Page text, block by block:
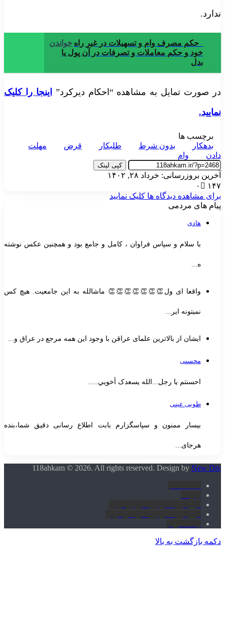
خواندن حکم مصرف وام و تسهیلات در غیر راه
خود و حکم معاملات و تصرفات در آن پول یا
بدل
صورت تمایل به مشاهده “احکام دیرکرد”اینجا را کلیک
برچسب ها
بدهکار
بدون شرط طلبکار قرض
مهلت
وام
کپی لینک
بروزرسانی: خرداد ۲۸, ۱۴۰۲
۰
مشاهده دیدگاه ها کلیک نمایید
های مردمی
هادی
با سلام و سپاس فراوان ، کامل و جامع بود و همچنین عکس نوشته
ه...
واقعا ای ول👏👏👏👏👏👏👏 ماشالله به این جامعیت. هیچ کس
نمیتونه ایر...
ایشان از بالاترین علمای عراقن با وجود این همه مرجع در عراق و...
محسنی
احسنتم یا رجل...الله یسعدک أخويي.....
طوبی عینی
بیسار ممنون و سپاسگزارم بابت اطلاع رسانی دقیق شما،بنده
هرجای...
118ahkam © 2026. All rights reserved. Design byNew
بازگشت به بالا